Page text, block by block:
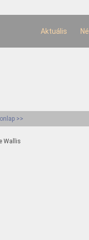
Aktuális
>>
Wallis